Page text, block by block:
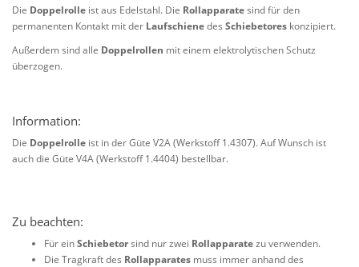
Die Doppelrolle ist aus Edelstahl. Die Rollapparatesind für den
permanenten Kontakt mit der Laufschienedes Schiebetores konzipiert.
Außerdem sind alle Doppelrollen mit einem elektrolytischen Schutz
überzogen.
Information:
Die Doppelrolle ist in der Güte V2A (Werkstoff 1.4307). Auf Wunsch ist
auch die Güte V4A (Werkstoff 1.4404) bestellbar.
Zu beachten:
Für einSchiebetorsind nur zwei Rollapparatezu verwenden.
Die Tragkraft des Rollapparates muss immer anhand des